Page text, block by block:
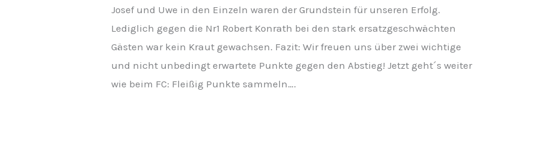
Josef und Uwe in den Einzeln waren der Grundstein für unseren Erfolg.
Lediglich gegen die Nr1 Robert Konrath bei den stark ersatzgeschwächten
Gästen war kein Kraut gewachsen. Fazit: Wir freuen uns über zwei wichtige
und nicht unbedingt erwartete Punkte gegen den Abstieg! Jetzt geht´s weiter
wie beim FC: Fleißig Punkte sammeln….